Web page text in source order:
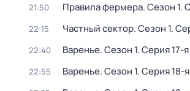
21:50 Правила фермера. Сезон 1.
22:15 Частный сектор. Сезон 1.
22:40 Варенье. Сезон 1. Серия 17-я
22:55 Варенье. Сезон 1. Серия 18-я